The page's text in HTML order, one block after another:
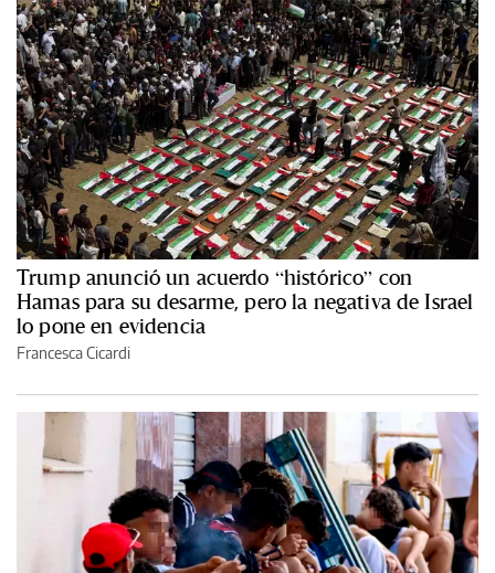
Trump anunció un acuerdo “histórico” con
Hamas para su desarme, pero la negativa de Israel
lo pone en evidencia
Francesca Cicardi